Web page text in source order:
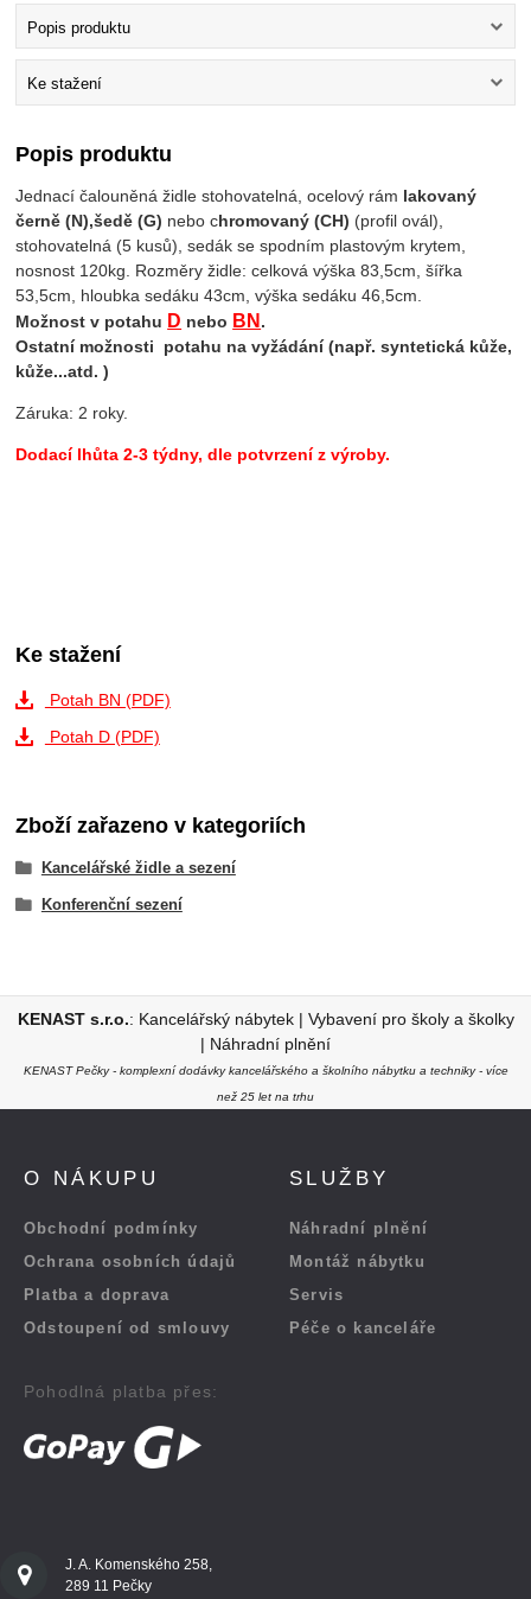
Popis produktu
Ke stažení
Popis produktu
Jednací čalouněná židle stohovatelná, ocelový rám lakovaný
černě (N),šedě (G) nebo chromovaný (CH) (profil ovál),
stohovatelná (5 kusů), sedák se spodním plastovým krytem,
nosnost 120kg. Rozměry židle: celková výška 83,5cm, šířka
53,5cm, hloubka sedáku 43cm, výška sedáku 46,5cm.
Možnost v potahu D nebo BN .
Ostatní možnosti potahu na vyžádání (např. syntetická kůže,
kůže...atd. )
Záruka: 2 roky.
Dodací lhůta 2-3 týdny, dle potvrzení z výroby.
Ke stažení
Potah BN (PDF)
Potah D (PDF)
Zboží zařazeno v kategoriích
Kancelářské židle a sezení
Konferenční sezení
KENAST s.r.o.: Kancelářský nábytek | Vybavení pro školy a školky
| Náhradní plnění
KENAST Pečky - komplexní dodávky kancelářského a školního nábytku a techniky - více
než 25 let na trhu
O NÁKUPU
Obchodní podmínky
Ochrana osobních údajů
Platba a doprava
Odstoupení od smlouvy
Pohodlná platba přes:
SLUŽBY
Náhradní plnění
Montáž nábytku
Servis
Péče o kanceláře
J. A. Komenského 258,
289 11 Pečky